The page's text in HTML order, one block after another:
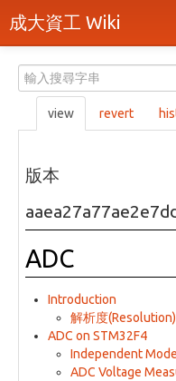
成大資工 Wiki
分類
隨機頁面
最近活動
上傳檔案
頁面原始檔
可列印版本
刪除本頁
view revert
版本
ADC
Introduction
解析度(Resolution)
ADC on STM32F4
Independent Mode
ADC Voltage